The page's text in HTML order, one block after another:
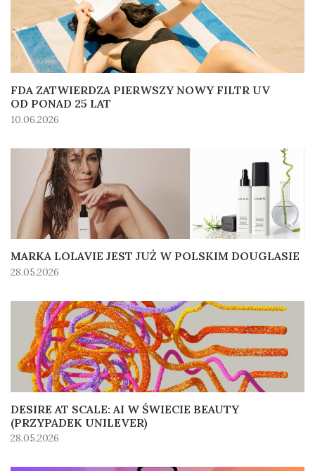
FDA ZATWIERDZA PIERWSZY NOWY FILTR UV
OD PONAD 25 LAT
10.06.2026
MARKA LOLAVIE JEST JUŻ W POLSKIM DOUGLASIE
28.05.2026
DESIRE AT SCALE: AI W ŚWIECIE BEAUTY
(PRZYPADEK UNILEVER)
28.05.2026